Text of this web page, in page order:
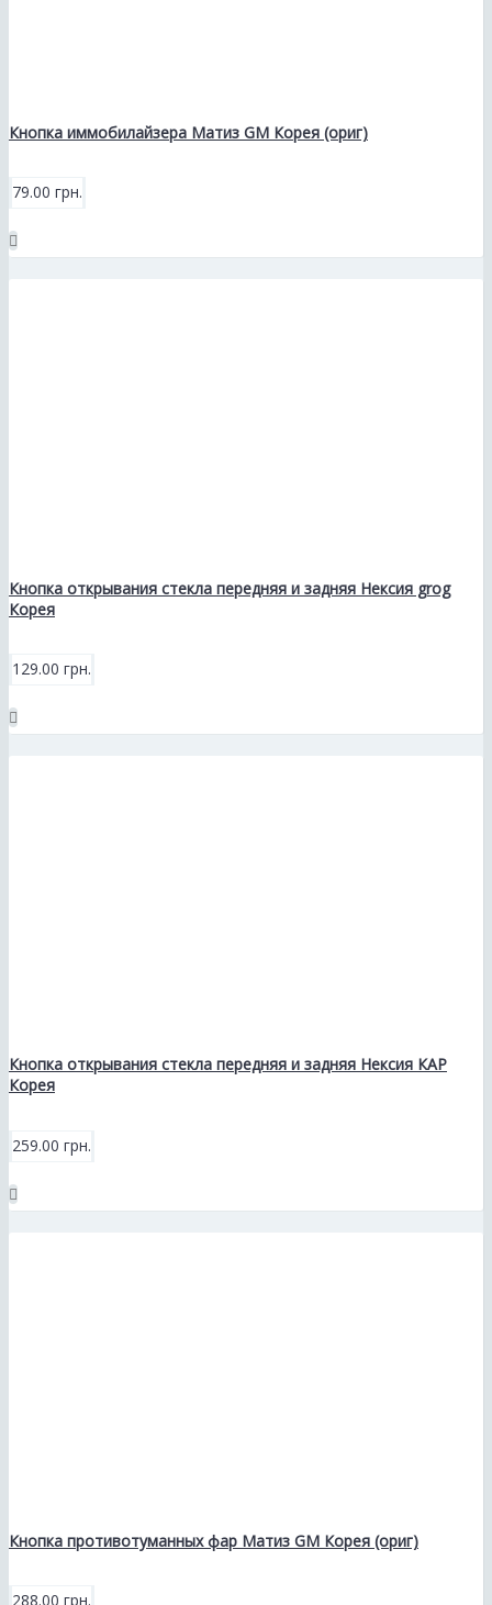
Кнопка иммобилайзера Матиз GM Корея (ориг)
79.00 грн.
Кнопка открывания стекла передняя и задняя Нексия grog
Корея
129.00 грн.
Кнопка открывания стекла передняя и задняя Нексия КАР
Корея
259.00 грн.
Кнопка противотуманных фар Матиз GM Корея (ориг)
288.00 грн.